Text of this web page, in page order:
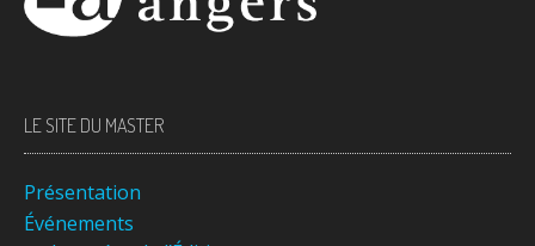
LE SITE DU MASTER
Présentation
Événements